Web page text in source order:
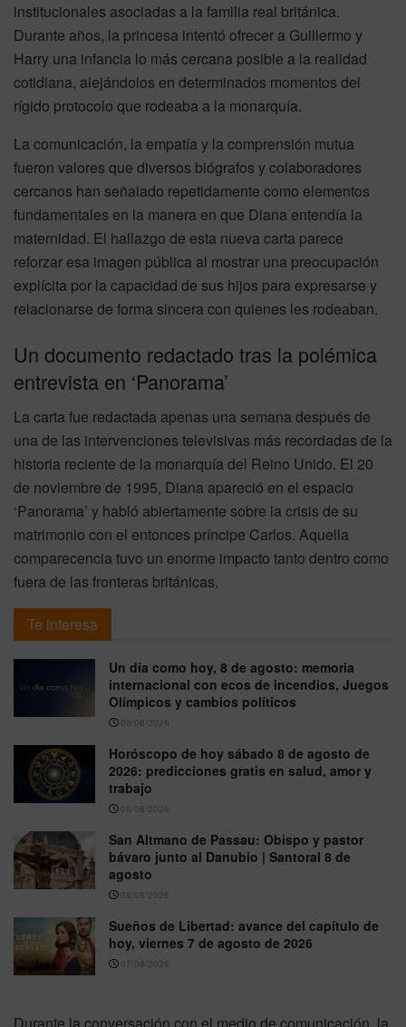
institucionales asociadas a la familia real británica.
Durante años, la princesa intentó ofrecer a Guillermo y
Harry una infancia lo más cercana posible a la realidad
cotidiana, alejándolos en determinados momentos del
rígido protocolo que rodeaba a la monarquía.
La comunicación, la empatía y la comprensión mutua
fueron valores que diversos biógrafos y colaboradores
cercanos han señalado repetidamente como elementos
fundamentales en la manera en que Diana entendía la
maternidad. El hallazgo de esta nueva carta parece
reforzar esa imagen pública al mostrar una preocupación
explícita por la capacidad de sus hijos para expresarse y
relacionarse de forma sincera con quienes les rodeaban.
Un documento redactado tras la polémica
entrevista en ‘Panorama’
La carta fue redactada apenas una semana después de
una de las intervenciones televisivas más recordadas de la
historia reciente de la monarquía del Reino Unido. El 20
de noviembre de 1995, Diana apareció en el espacio
‘Panorama’ y habló abiertamente sobre la crisis de su
matrimonio con el entonces príncipe Carlos. Aquella
comparecencia tuvo un enorme impacto tanto dentro como
fuera de las fronteras británicas.
Te interesa
Un día como hoy, 8 de agosto: memoria
internacional con ecos de incendios, Juegos
Olímpicos y cambios políticos
08/08/2026
Horóscopo de hoy sábado 8 de agosto de
2026: predicciones gratis en salud, amor y
trabajo
08/08/2026
San Altmano de Passau: Obispo y pastor
bávaro junto al Danubio | Santoral 8 de
agosto
08/08/2026
Sueños de Libertad: avance del capítulo de
hoy, viernes 7 de agosto de 2026
07/08/2026